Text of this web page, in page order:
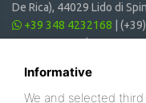
De Rica), 44029 Lido di
+39 348 4232168
01014620387 | CF
Informative
We and selected